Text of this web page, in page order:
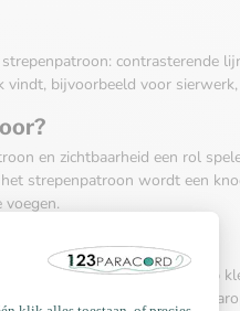
contrasterende
bijvoorbeeld voor
en zichtbaarheid een rol
strepenpatroon wordt een
voegen.
aspecten relevant. Let op
rekening met de manier